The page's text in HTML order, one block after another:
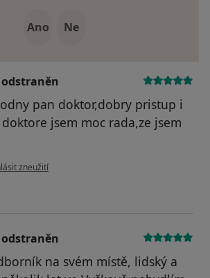
Ano Ne
pan doktor,dobry pristup i
jsem moc rada,ze jsem
názoru uživatele Váš účet byl odstraněn
zneužití
na svém místě, lidský a